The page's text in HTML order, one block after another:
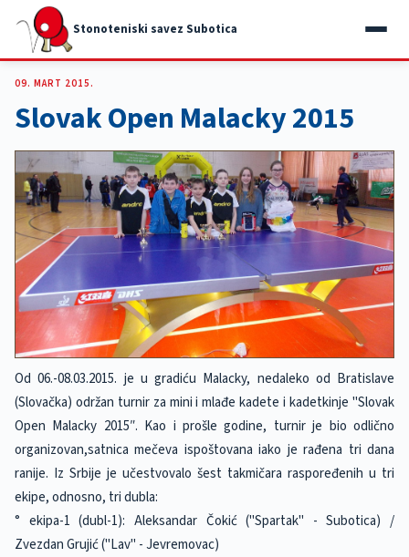
Stonoteniski savez Subotica
09. MART 2015.
Slovak Open Malacky 2015
Od 06.-08.03.2015. je u gradiću Malacky, nedaleko od Bratislave
(Slovačka) održan turnir za mini i mlađe kadete i kadetkinje "Slovak
Open Malacky 2015″. Kao i prošle godine, turnir je bio odlično
organizovan,satnica mečeva ispoštovana iako je rađena tri dana
ranije. Iz Srbije je učestvovalo šest takmičara raspoređenih u tri
ekipe, odnosno, tri dubla:
° ekipa-1 (dubl-1): Aleksandar Čokić ("Spartak" - Subotica) /
Zvezdan Grujić ("Lav" - Jevremovac)